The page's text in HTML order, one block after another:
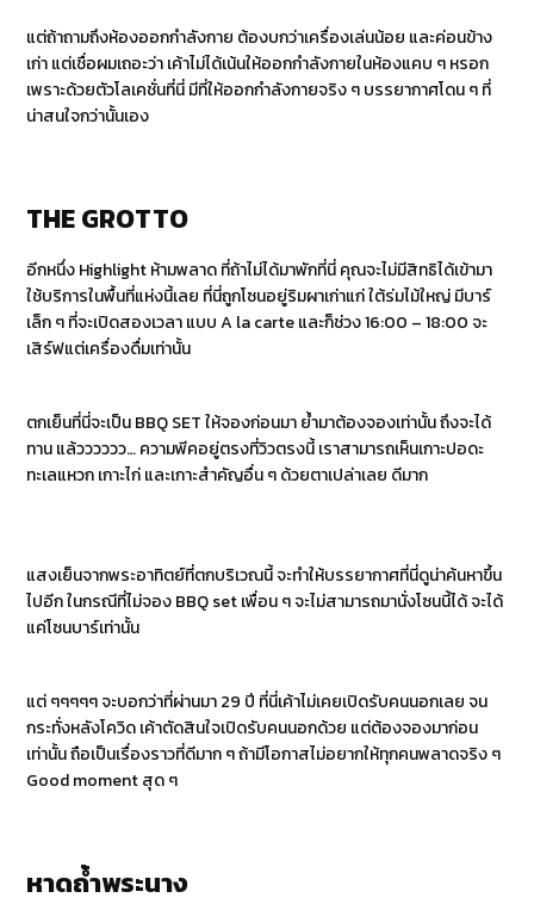
แต่ถ้าถามถึงห้องออกกำลังกาย ต้องบกว่าเครื่องเล่นน้อย และค่อนข้าง
เก่า แต่เชื่อผมเถอะว่า เค้าไม่ได้เน้นให้ออกกำลังกายในห้องแคบ ๆ หรอก
เพราะด้วยตัวโลเคชั่นที่นี่ มีที่ให้ออกกำลังกายจริง ๆ บรรยากาศโดน ๆ ที่
น่าสนใจกว่านั้นเอง
THE GROTTO
อีกหนึ่ง Highlight ห้ามพลาด ที่ถ้าไม่ได้มาพักที่นี่ คุณจะไม่มีสิทธิได้เข้ามา
ใช้บริการในพื้นที่แห่งนี้เลย ที่นี่ถูกโซนอยู่ริมผาเก่าแก่ ใต้ร่มไม้ใหญ่ มีบาร์
เล็ก ๆ ที่จะเปิดสองเวลา แบบ A la carte และก็ช่วง 16:00 – 18:00 จะ
เสิร์ฟแต่เครื่องดื่มเท่านั้น
ตกเย็นที่นี่จะเป็น BBQ SET ให้จองก่อนมา ย้ำมาต้องจองเท่านั้น ถึงจะได้
ทาน แล้วววววว… ความพีคอยู่ตรงที่วิวตรงนี้ เราสามารถเห็นเกาะปอดะ
ทะเลแหวก เกาะไก่ และเกาะสำคัญอื่น ๆ ด้วยตาเปล่าเลย ดีมาก
แสงเย็นจากพระอาทิตย์ที่ตกบริเวณนี้ จะทำให้บรรยากาศที่นี่ดูน่าค้นหาขึ้น
ไปอีก ในกรณีที่ไม่จอง BBQ set เพื่อน ๆ จะไม่สามารถมานั่งโซนนี้ได้ จะได้
แค่โซนบาร์เท่านั้น
แต่ ๆๆๆๆๆ จะบอกว่าที่ผ่านมา 29 ปี ที่นี่เค้าไม่เคยเปิดรับคนนอกเลย จน
กระทั่งหลังโควิด เค้าตัดสินใจเปิดรับคนนอกด้วย แต่ต้องจองมาก่อน
เท่านั้น ถือเป็นเรื่องราวที่ดีมาก ๆ ถ้ามีโอกาสไม่อยากให้ทุกคนพลาดจริง ๆ
Good moment สุด ๆ
หาดถ้ำพระนาง